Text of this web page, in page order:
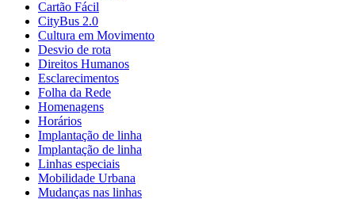
Cartão Fácil
CityBus 2.0
Cultura em Movimento
Desvio de rota
Direitos Humanos
Esclarecimentos
Folha da Rede
Homenagens
Horários
Implantação de linha
Implantação de linha
Linhas especiais
Mobilidade Urbana
Mudanças nas linhas